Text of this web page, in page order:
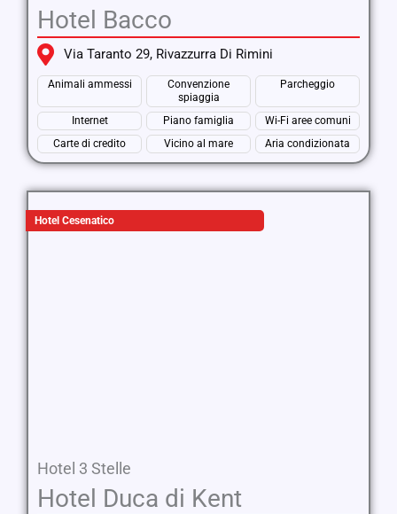
Hotel Bacco
Via Taranto 29, Rivazzurra Di Rimini
Animali ammessi
Convenzione
spiaggia
Parcheggio
Internet Piano famiglia
Wi-Fi aree comuni
Carte di credito
Vicino al mare Aria condizionata
Hotel Cesenatico
Hotel 3 Stelle
Hotel Duca di Kent